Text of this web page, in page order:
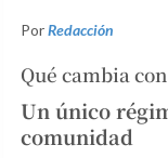
PorRedacción
Qué cambia
Un único
comunidad